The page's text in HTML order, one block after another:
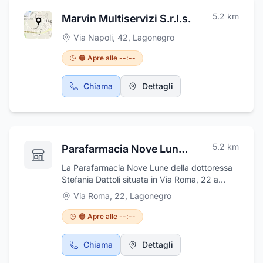
Marvin Multiservizi S.r.l.s. 5.2 km
Via Napoli, 42, Lagonegro
🟠 Apre alle --:--
Chiama Dettagli
Parafarmacia Nove Lune dott.ssa Stefania Dattoli 5.2 km
La Parafarmacia Nove Lune della dottoressa
Stefania Dattoli situata in Via Roma, 22 a
Lagonegro (PZ), vi offre un vasto
assortimento di prodotti omeopatici,
erboristici e alimentari specifici per
intolleranze o per bambini, ma anche una
consulenza professionale volta a consigliarvi
sul rimedio più efficiente per affrontare ogni
Via Roma, 22, Lagonegro
🟠 Apre alle --:--
Chiama Dettagli